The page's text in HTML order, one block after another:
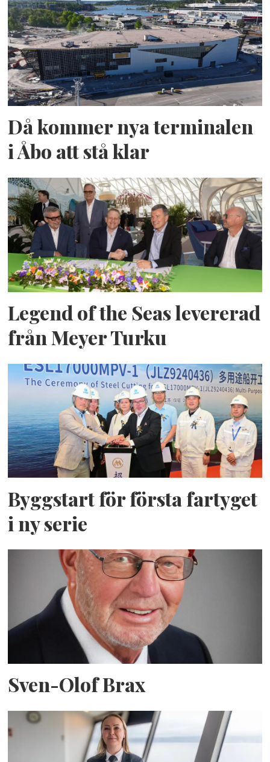
Då kommer nya terminalen
i Åbo att stå klar
Legend of the Seas levererad
från Meyer Turku
Byggstart för första fartyget
i ny serie
Sven-Olof Brax